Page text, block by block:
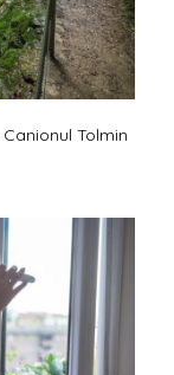
Tolmin